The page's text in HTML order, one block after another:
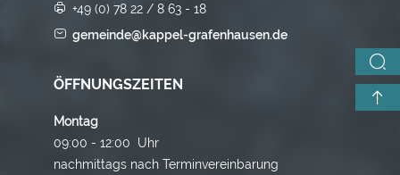
+49 (0) 78 22 / 8 63 - 18
gemeinde@kappel-grafenhausen.de
ÖFFNUNGSZEITEN
Montag
09:00 - 12:00 Uhr
nachmittags nach Terminvereinbarung